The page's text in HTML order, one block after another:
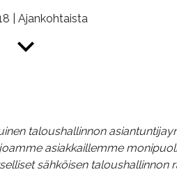
Ajankohtaista
taloushallinnon
asiakkaillemme
sähköisen taloushallinnon